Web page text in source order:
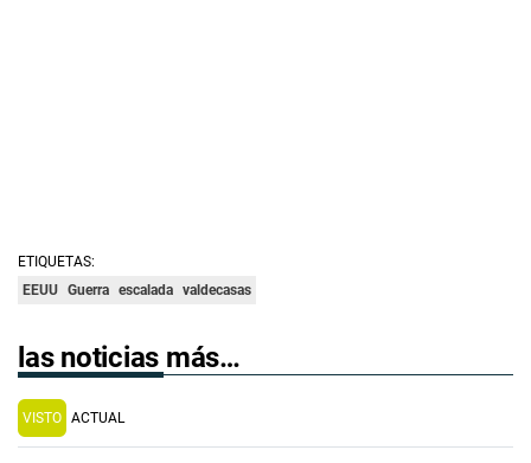
ETIQUETAS:
EEUU Guerra escalada valdecasas
las noticias más…
VISTO ACTUAL